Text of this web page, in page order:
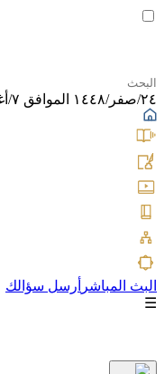
٢٤/صفر/١٤٤٨ الموافق ٧/أغسطس/٢٠٢٦
البث المباشر أرسل سؤالك
☰